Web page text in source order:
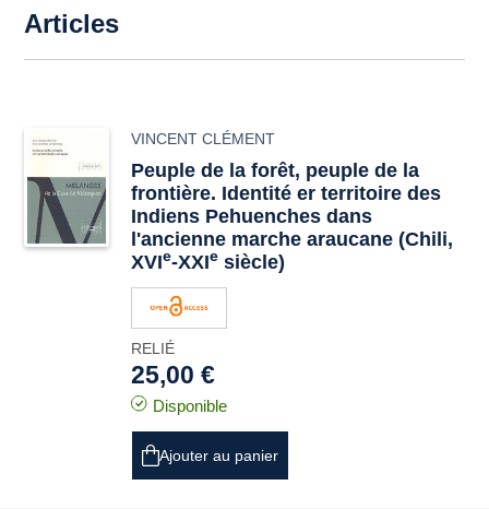
Articles
VINCENT CLÉMENT
Peuple de la forêt, peuple de la
frontière. Identité er territoire des
Indiens Pehuenches dans
l'ancienne marche araucane (Chili,
XVIe-XXIe siècle)
RELIÉ
25,00 €
Disponible
Ajouter au panier